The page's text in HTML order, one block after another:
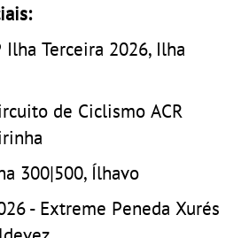
Terceira 2026, Ilha
de Ciclismo ACR
300|500, Ílhavo
- Extreme Peneda Xurés